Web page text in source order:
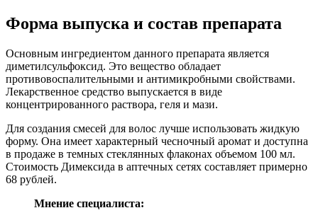
Форма выпуска и состав препарата
Основным ингредиентом данного препарата является
диметилсульфоксид. Это вещество обладает
противовоспалительными и антимикробными свойствами.
Лекарственное средство выпускается в виде
концентрированного раствора, геля и мази.
Для создания смесей для волос лучше использовать жидкую
форму. Она имеет характерный чесночный аромат и доступна
в продаже в темных стеклянных флаконах объемом 100 мл.
Стоимость Димексида в аптечных сетях составляет примерно
68 рублей.
Мнение специалиста: